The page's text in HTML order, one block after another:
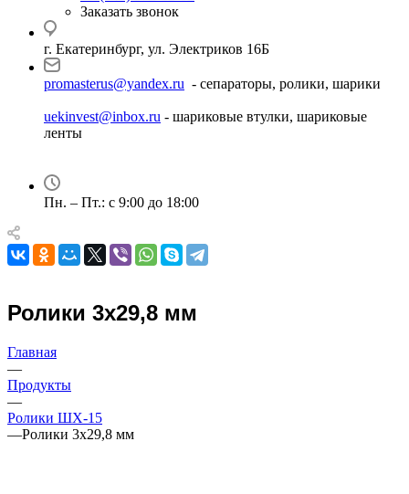
Заказать звонок
г. Екатеринбург, ул. Электриков 16Б
promasterus@yandex.ru - сепараторы, ролики, шарики
uekinvest@inbox.ru - шариковые втулки, шариковые
ленты
Пн. – Пт.: с 9:00 до 18:00
Ролики 3х29,8 мм
Главная
—
Продукты
—
Ролики ШХ-15
—Ролики 3х29,8 мм